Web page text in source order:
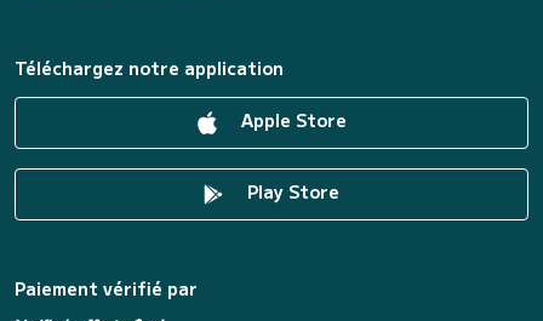
Téléchargez notre application
Apple Store
Play Store
Paiement vérifié par